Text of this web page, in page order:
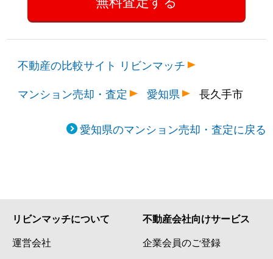
不動産の比較サイト リビンマッチ
マンション売却・査定
愛知県 長久手市
愛知県のマンション売却・査定に戻る
リビンマッチについて
運営会社
不動産会社向けサービス
企業会員のご登録